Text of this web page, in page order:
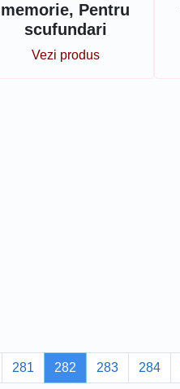
memorie, Pentru
scufundari
Vezi produs
281 282 283 284